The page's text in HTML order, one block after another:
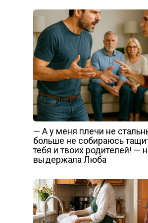
— А у меня плечи не
больше не собираюсь
тебя и твоих родителей! —
выдержала Люба